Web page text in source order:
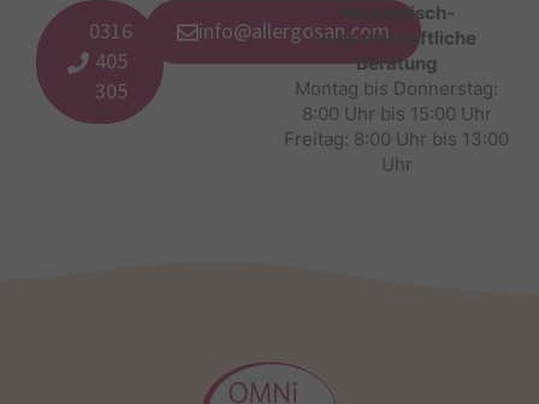
0316
405
305
info@allergosan.com
Medizinisch-
wissenschaftliche
Beratung
Montag bis Donnerstag:
8:00 Uhr bis 15:00 Uhr
Freitag: 8:00 Uhr bis 13:00
Uhr